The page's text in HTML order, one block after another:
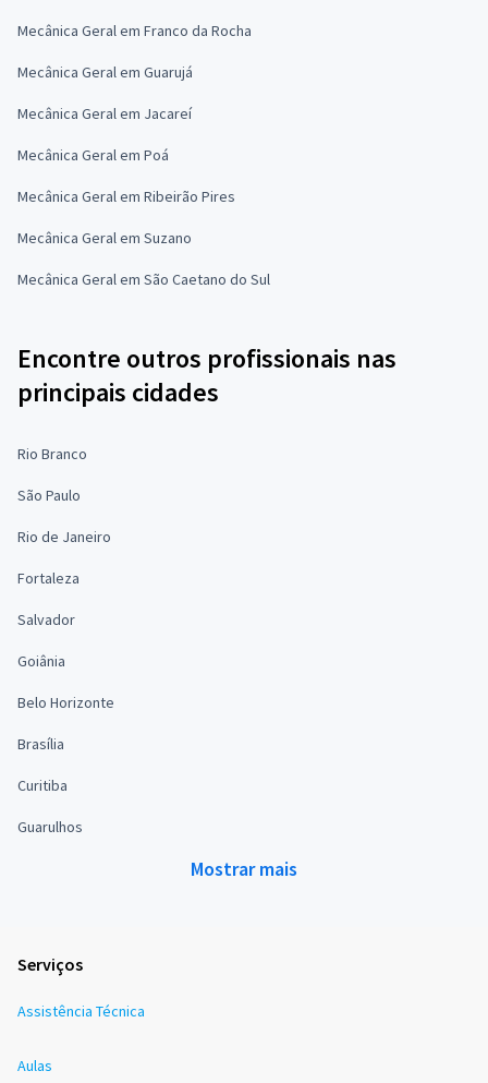
Mecânica Geral em Franco da Rocha
Mecânica Geral em Guarujá
Mecânica Geral em Jacareí
Mecânica Geral em Poá
Mecânica Geral em Ribeirão Pires
Mecânica Geral em Suzano
Mecânica Geral em São Caetano do Sul
Encontre outros profissionais nas
principais cidades
Rio Branco
São Paulo
Rio de Janeiro
Fortaleza
Salvador
Goiânia
Belo Horizonte
Brasília
Curitiba
Guarulhos
Mostrar mais
Serviços
Assistência Técnica
Aulas